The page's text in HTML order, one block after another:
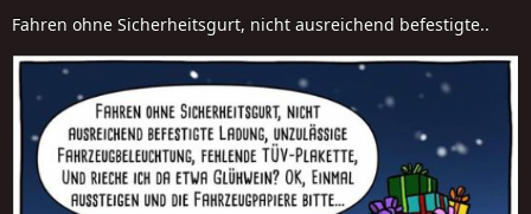
Fahren ohne Sicherheitsgurt, nicht ausreichend befestigte..